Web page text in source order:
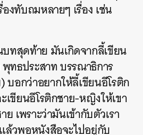
งทับถมหลายๆ เรื่อง เช่น
ทสุดท้าย มันเกิดจากลี้เขียน
ทธประสาท บรรณาธิการ
อกว่าอยากให้ลี้เขียนอีโรติก
เขียนอีโรติกชาย-หญิงให้เขา
เพราะว่ามันเข้ากับตัวเรา
ล้วพอหนังสือจะไปอยู่กับ